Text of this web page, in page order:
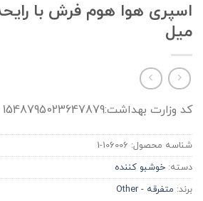
میل
کد وزارت بهداشت:1548795023647879
شناسه محصول: 106006-1
دسته: خوشبو کننده
برند: متفرقه - Other